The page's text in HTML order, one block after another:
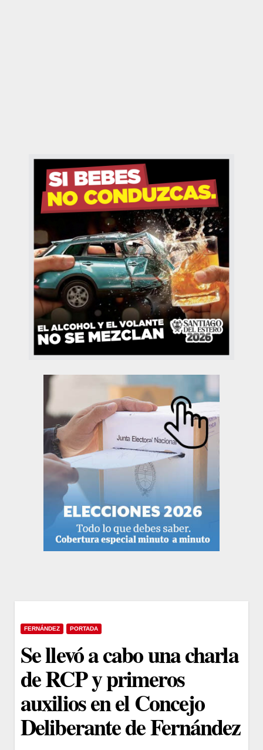
FERNÁNDEZ PORTADA
Se llevó a cabo una charla
de RCP y primeros
auxilios en el Concejo
Deliberante de Fernández